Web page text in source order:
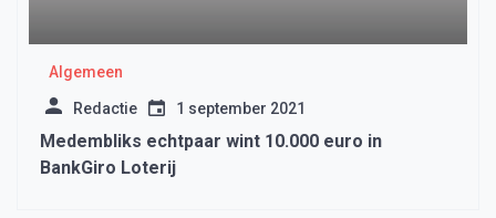
Algemeen
Redactie 1 september 2021
Medembliks echtpaar wint 10.000 euro in
BankGiro Loterij